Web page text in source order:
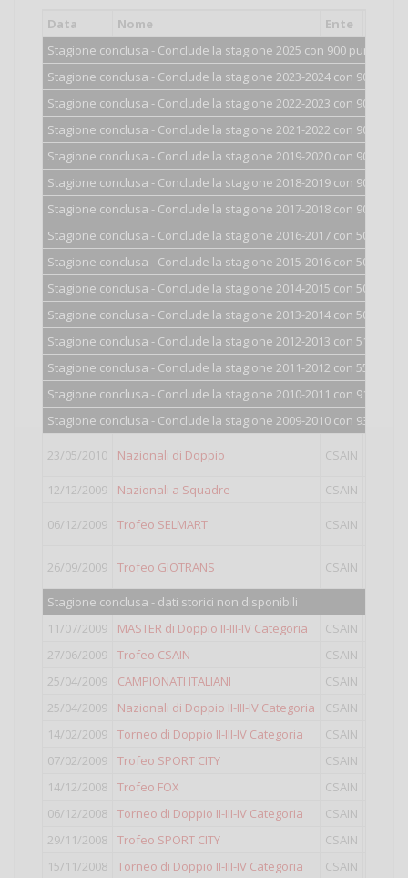
Data Nome Ente
Stagione conclusa - Conclude la stagione 2025 con 900 punti.
Stagione conclusa - Conclude la stagione 2023-2024 con 900 punti.
Stagione conclusa - Conclude la stagione 2022-2023 con 900 punti.
Stagione conclusa - Conclude la stagione 2021-2022 con 900 punti.
Stagione conclusa - Conclude la stagione 2019-2020 con 900 punti.
Stagione conclusa - Conclude la stagione 2018-2019 con 900 punti.
Stagione conclusa - Conclude la stagione 2017-2018 con 900 punti.
Stagione conclusa - Conclude la stagione 2016-2017 con 500 punti.
Stagione conclusa - Conclude la stagione 2015-2016 con 501 punti.
Stagione conclusa - Conclude la stagione 2014-2015 con 502 punti.
Stagione conclusa - Conclude la stagione 2013-2014 con 506 punti.
Stagione conclusa - Conclude la stagione 2012-2013 con 517 punti.
Stagione conclusa - Conclude la stagione 2011-2012 con 550 punti.
Stagione conclusa - Conclude la stagione 2010-2011 con 916
Stagione conclusa - Conclude la stagione 2009-2010 con 932 punti.
23/05/2010 Nazionali di Doppio CSAIN
12/12/2009 Nazionali a Squadre CSAIN
06/12/2009 Trofeo SELMART CSAIN
26/09/2009 Trofeo GIOTRANS CSAIN
Stagione conclusa - dati storici non disponibili
11/07/2009
MASTER di Doppio II-III-IV Categoria CSAIN
27/06/2009
Trofeo CSAIN CSAIN
25/04/2009
CAMPIONATI ITALIANI CSAIN
25/04/2009
Nazionali di Doppio II-III-IV Categoria CSAIN
14/02/2009
Torneo di Doppio II-III-IV Categoria CSAIN
07/02/2009
Trofeo SPORT CITY CSAIN
14/12/2008
Trofeo FOX CSAIN
06/12/2008
Torneo di Doppio II-III-IV Categoria CSAIN
29/11/2008
Trofeo SPORT CITY CSAIN
15/11/2008
Torneo di Doppio II-III-IV Categoria CSAIN